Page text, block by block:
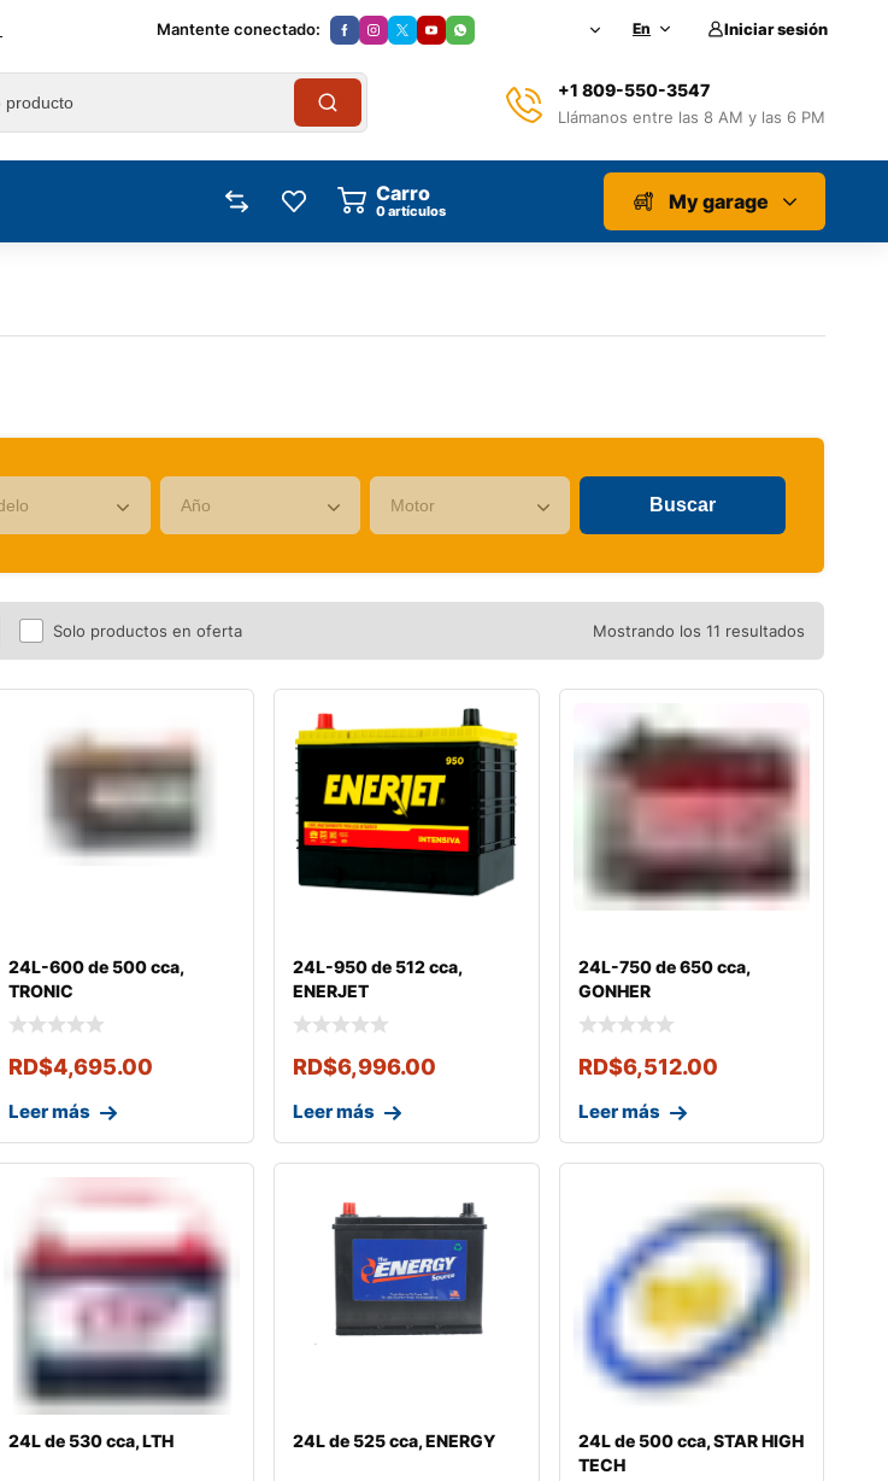
Mantente conectado: En Iniciar sesión
+1 809-550-3547
Llámanos entre las 8 AM y las 6 PM
Carro
artículos My garage
Solo productos en oferta Mostrando los 11 resultados
24L-600 de 500 cca,
TRONIC
RD$4,695.00
Leer más
24L-950 de 512 cca,
ENERJET
RD$6,996.00
Leer más
24L-750 de 650 cca,
GONHER
RD$6,512.00
Leer más
24L de 530 cca, LTH 24L de 525 cca, ENERGY
24L de 500 cca, STAR HIGH
TECH